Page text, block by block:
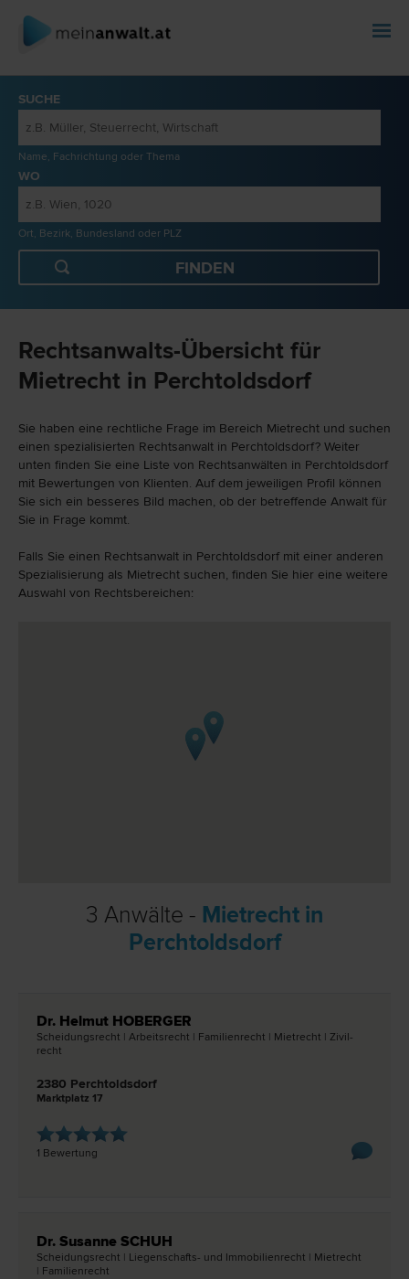
SUCHE
Name, Fachrichtung oder Thema
WO
Ort, Bezirk, Bundesland oder PLZ
Rechtsanwalts-Übersicht für
Mietrecht in Perchtoldsdorf
Sie haben eine rechtliche Frage im Bereich Mietrecht und suchen
einen spezialisierten Rechtsanwalt in Perchtoldsdorf? Weiter
unten finden Sie eine Liste von Rechtsanwälten in Perchtoldsdorf
mit Bewertungen von Klienten. Auf dem jeweiligen Profil können
Sie sich ein besseres Bild machen, ob der betreffende Anwalt für
Sie in Frage kommt.
Falls Sie einen Rechtsanwalt in Perchtoldsdorf mit einer anderen
Spezialisierung als Mietrecht suchen, finden Sie hier eine weitere
Auswahl von Rechtsbereichen:
3 Anwälte - Mietrecht in
Perchtoldsdorf
Dr. Helmut HOBERGER
Scheidungs­recht | Arbeits­recht | Familien­recht | Miet­recht | Zivil­
recht
2380 Perchtoldsdorf
Marktplatz 17
1 Bewertung
Dr. Susanne SCHUH
Scheidungs­recht | Liegenschafts- und Immobilien­recht | Miet­recht
| Familien­recht